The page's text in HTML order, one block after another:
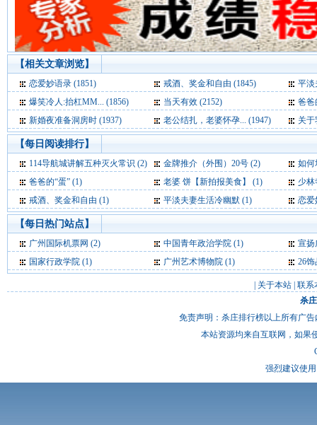
【相关文章浏览】
恋爱妙语录 (1851) 戒酒、奖金和自由 (1845)
平淡
爆笑冷人:抬杠MM... (1856)
当天有效 (2152)
爸爸
新婚夜准备洞房时 (1937)
老公结扎，老婆怀孕... (1947) 关于
【每日阅读排行】
114导航城讲解五种灭火常识 (2) 金牌推介（外围）20号 (2)
如何
爸爸的“蛋” (1)
老婆 饼【新拍报美食】 (1)
少林寺
戒酒、奖金和自由 (1)
平淡夫妻生活冷幽默 (1) 恋爱
【每日热门站点】
广州国际机票网 (2) 中国青年政治学院 (1)
宣扬
国家行政学院 (1) 广州艺术博物院 (1) 26
关于本站 联系
杀
免责声明：杀庄排行榜以上所有广
本站资源均来自互联网，如果
强烈建议使